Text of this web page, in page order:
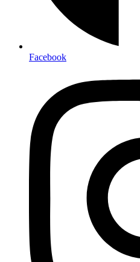
Facebook